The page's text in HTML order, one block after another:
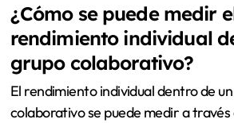
¿Cómo se puede medir
rendimiento individual
grupo colaborativo?
El rendimiento individual dentro de
colaborativo se puede medir a través